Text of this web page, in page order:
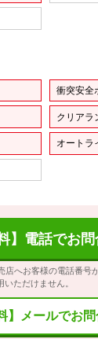
衝突安全
クリアラ
オートラ
】電話でお
へお客様の電話番号
ただけません。
】メールでお